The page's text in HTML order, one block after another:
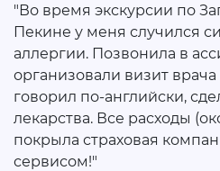
"Во время экскурсии по
Пекине у меня случился
аллергии. Позвонила в
организовали визит
говорил по-английски,
лекарства. Все расходы
покрыла страховая
сервисом!"